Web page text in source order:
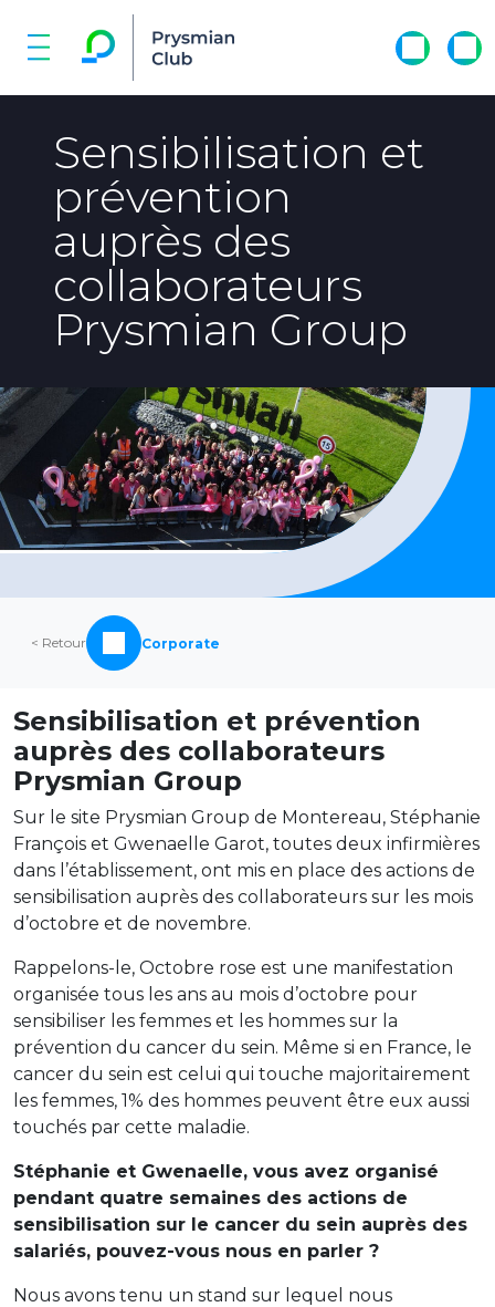
Sensibilisation et
prévention
auprès des
collaborateurs
Prysmian Group
< Retour Corporate
Sensibilisation et prévention
auprès des collaborateurs
Prysmian Group
Sur le site Prysmian Group de Montereau, Stéphanie
François et Gwenaelle Garot, toutes deux infirmières
dans l’établissement, ont mis en place des actions de
sensibilisation auprès des collaborateurs sur les mois
d’octobre et de novembre.
Rappelons-le, Octobre rose est une manifestation
organisée tous les ans au mois d’octobre pour
sensibiliser les femmes et les hommes sur la
prévention du cancer du sein. Même si en France, le
cancer du sein est celui qui touche majoritairement
les femmes, 1% des hommes peuvent être eux aussi
touchés par cette maladie.
Stéphanie et Gwenaelle, vous avez organisé
pendant quatre semaines des actions de
sensibilisation sur le cancer du sein auprès des
salariés, pouvez-vous nous en parler ?
Nous avons tenu un stand sur lequel nous